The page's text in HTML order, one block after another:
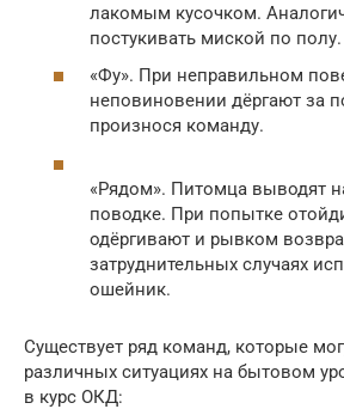
лакомым кусочком.
постукивать миской по полу.
«Фу». При неправильном
неповиновении дёргают за
произнося команду.
«Рядом». Питомца выводят
поводке. При попытке
одёргивают и рывком
затруднительных случаях
ошейник.
Существует ряд команд, которые
различных ситуациях на бытовом
в курс ОКД: